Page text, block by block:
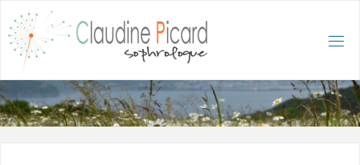
content
DIN
E
CAR
D :